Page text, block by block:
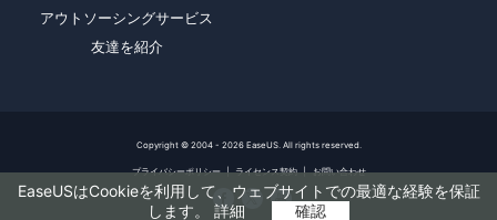
EaseUSはCookieを利用して、ウェブサイトでの最適な経験を保証
します。 詳細 確認
アウトソーシングサービス
友達を紹介
Copyright © 2004 - 2026EaseUS. All rights reserved.
プライバシーポリシー | ライセンス契約 | お問い合わせ
  